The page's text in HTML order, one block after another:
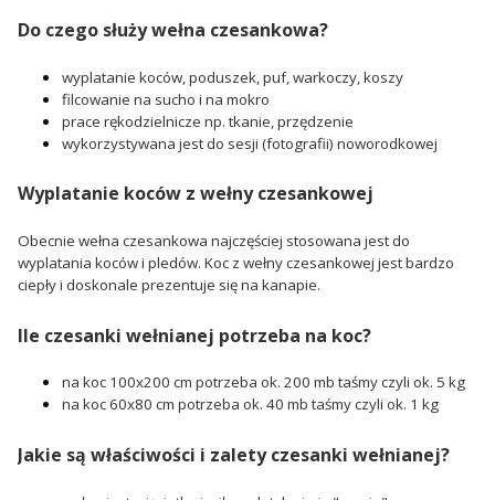
Do czego służy wełna czesankowa?
wyplatanie koców, poduszek, puf, warkoczy, koszy
filcowanie na sucho i na mokro
prace rękodzielnicze np. tkanie, przędzenie
wykorzystywana jest do sesji (fotografii) noworodkowej
Wyplatanie koców z wełny czesankowej
Obecnie wełna czesankowa najczęściej stosowana jest do
wyplatania koców i pledów. Koc z wełny czesankowej jest bardzo
ciepły i doskonale prezentuje się na kanapie.
Ile czesanki wełnianej potrzeba na koc?
na koc 100x200 cm potrzeba ok. 200 mb taśmy czyli ok. 5 kg
na koc 60x80 cm potrzeba ok. 40 mb taśmy czyli ok. 1 kg
Jakie są właściwości i zalety czesanki wełnianej?